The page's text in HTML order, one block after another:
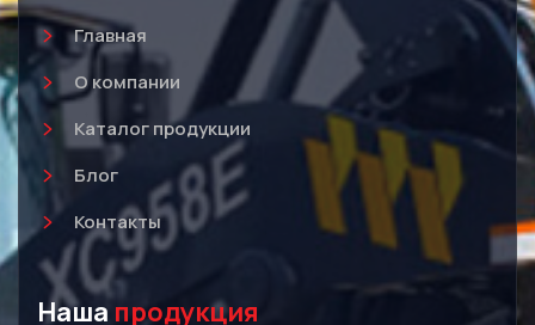
Главная
О компании
Каталог продукции
Блог
Контакты
Наша продукция